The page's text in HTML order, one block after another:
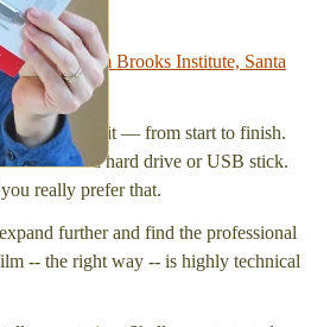
team.
from Brooks Institute, Santa
I'll convert it — from start to finish.
onto a hard drive or USB stick.
really prefer that.
further and find the professional
-- the right way -- is highly technical